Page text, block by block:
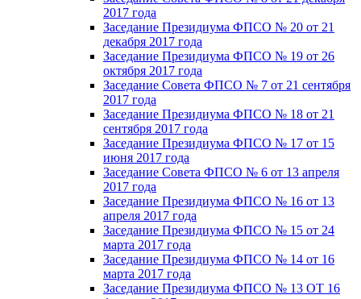
2017 года
Заседание Президиума ФПСО № 20 от 21
декабря 2017 года
Заседание Президиума ФПСО № 19 от 26
октября 2017 года
Заседание Совета ФПСО № 7 от 21 сентября
2017 года
Заседание Президиума ФПСО № 18 от 21
сентября 2017 года
Заседание Президиума ФПСО № 17 от 15
июня 2017 года
Заседание Совета ФПСО № 6 от 13 апреля
2017 года
Заседание Президиума ФПСО № 16 от 13
апреля 2017 года
Заседание Президиума ФПСО № 15 от 24
марта 2017 года
Заседание Президиума ФПСО № 14 от 16
марта 2017 года
Заседание Президиума ФПСО № 13 ОТ 16